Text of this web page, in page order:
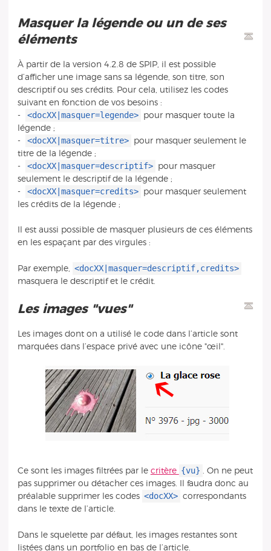
Masquer la légende ou un de ses
éléments
À partir de la version 4.2.8 de SPIP, il est possible
d’afficher une image sans sa légende, son titre, son
descriptif ou ses crédits. Pour cela, utilisez les codes
suivant en fonction de vos besoins :
-
<docXX|masquer=legende> pour masquer toute la
légende ;
-
<docXX|masquer=titre> pour masquer seulement le
titre de la légende ;
-
<docXX|masquer=descriptif> pour masquer
seulement le descriptif de la légende ;
-
<docXX|masquer=credits> pour masquer seulement
les crédits de la légende ;
Il est aussi possible de masquer plusieurs de ces éléments
en les espaçant par des virgules :
Par exemple, <docXX|masquer=descriptif,credits>
masquera le descriptif et le crédit.
Les images "vues"
Les images dont on a utilisé le code dans l’article sont
marquées dans l’espace privé avec une icône "œil".
Ce sont les images filtrées par le critère {vu} . On ne peut
pas supprimer ou détacher ces images. Il faudra donc au
préalable supprimer les codes <docXX> correspondants
dans le texte de l’article.
Dans le squelette par défaut, les images restantes sont
listées dans un portfolio en bas de l’article.